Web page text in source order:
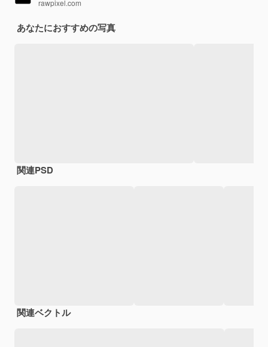
rawpixel.com
あなたにおすすめの写真
関連PSD
関連ベクトル